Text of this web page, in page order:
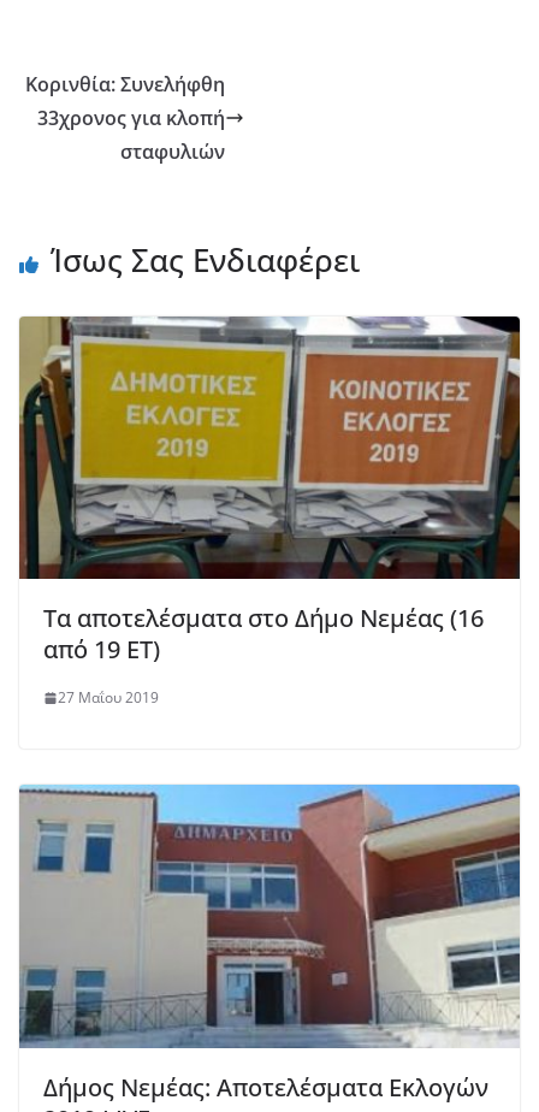
Κορινθία: Συνελήφθη
33χρονος για κλοπή
σταφυλιών
Ίσως Σας Ενδιαφέρει
Τα αποτελέσματα στο Δήμο Νεμέας (16
από 19 ΕΤ)
27 Μαΐου 2019
Δήμος Νεμέας: Αποτελέσματα Εκλογών